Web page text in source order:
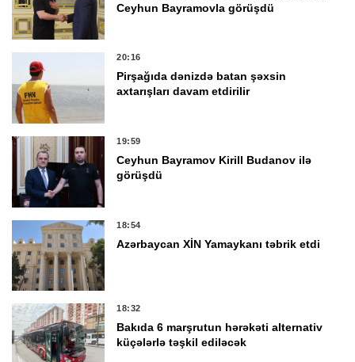
Ceyhun Bayramovla görüşdü
20:16
Pirşağıda dənizdə batan şəxsin
axtarışları davam etdirilir
19:59
Ceyhun Bayramov Kirill Budanov ilə
görüşdü
18:54
Azərbaycan XİN Yamaykanı təbrik etdi
18:32
Bakıda 6 marşrutun hərəkəti alternativ
küçələrlə təşkil ediləcək